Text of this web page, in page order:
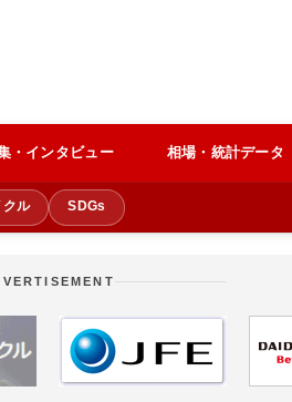
・インタビュー 相場・統計データ
クル SDGs